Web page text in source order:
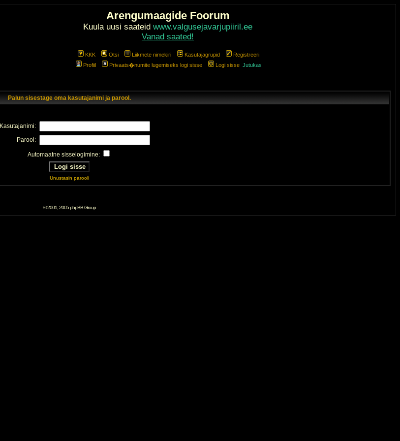
Arengumaagide Foorum
Kuula uusi saateid www.valgusejavarjupiiril.ee
Vanad saated!
KKK Otsi Liikmete nimekiri Kasutajagrupid
Registreeri
Profiil
Privaats�numite lugemiseks logi sisse Logi sisse Jutukas
Palun sisestage oma kasutajanimi ja parool.
Kasutajanimi:
Parool:
Automaatne sisselogimine:
Unustasin parooli
© 2001, 2005 phpBB Group